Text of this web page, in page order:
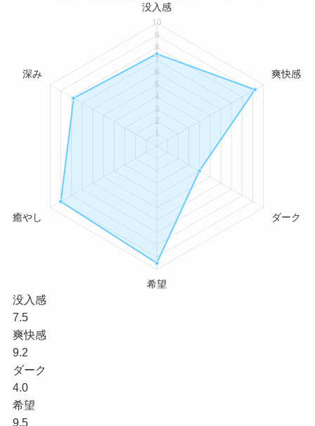
没入感
7.5
爽快感
9.2
ダーク
4.0
希望
9.5